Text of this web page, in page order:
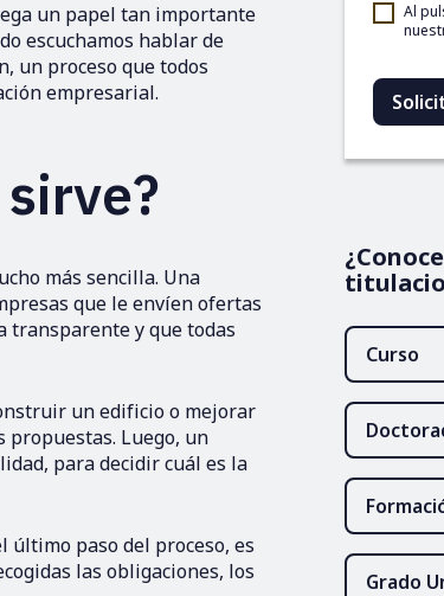
un papel tan importante
escuchamos hablar de
un proceso que todos
empresarial.
más sencilla. Una
que le envíen ofertas
transparente y que todas
un edificio o mejorar
propuestas. Luego, un
para decidir cuál es la
último paso del proceso, es
las obligaciones, los
Al
Curso
Grado